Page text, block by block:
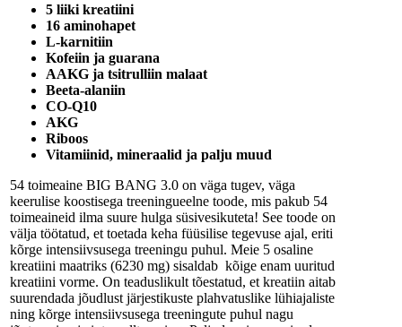
5 liiki kreatiini
16 aminohapet
L-karnitiin
Kofeiin ja guarana
AAKG ja tsitrulliin malaat
Beeta-alaniin
CO-Q10
AKG
Riboos
Vitamiinid, mineraalid ja palju muud
54 toimeaine BIG BANG 3.0 on väga tugev, väga
keerulise koostisega treeningueelne toode, mis pakub 54
toimeaineid ilma suure hulga süsivesikuteta! See toode on
välja töötatud, et toetada keha füüsilise tegevuse ajal, eriti
kõrge intensiivsusega treeningu puhul. Meie 5 osaline
kreatiini maatriks (6230 mg) sisaldab kõige enam uuritud
kreatiini vorme. On teaduslikult tõestatud, et kreatiin aitab
suurendada jõudlust järjestikuste plahvatuslike lühiajaliste
ning kõrge intensiivsusega treeningute puhul nagu